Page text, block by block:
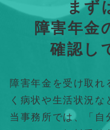
まず
障害年金
確認し
障害年金を受け取れ
く病状や生活状況な
当事務所では、「自